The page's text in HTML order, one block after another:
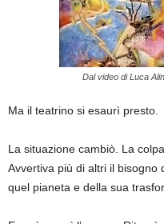
Dal video di Luca
Ma il teatrino si esaurì presto.
La situazione cambiò. La
Avvertiva più di altri il bisogno
quel pianeta e della sua